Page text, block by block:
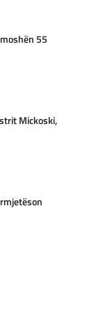
55
Mickoski,